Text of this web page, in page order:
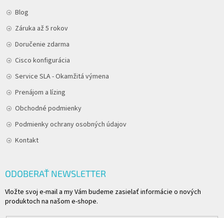
Blog
Záruka až 5 rokov
Doručenie zdarma
Cisco konfigurácia
Service SLA - Okamžitá výmena
Prenájom a lízing
Obchodné podmienky
Podmienky ochrany osobných údajov
Kontakt
ODOBERAŤ NEWSLETTER
Vložte svoj e-mail a my Vám budeme zasielať informácie o nových
produktoch na našom e-shope.